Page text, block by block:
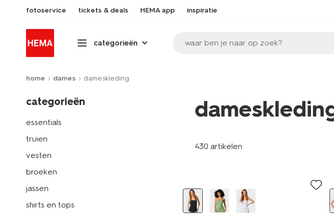
fotoservice tickets & deals HEMA app inspiratie
categorieën waar ben je naar op zoek?
home dames dameskleding
categorieën
essentials
truien
vesten
broeken
jassen
shirts en tops
430 artikelen